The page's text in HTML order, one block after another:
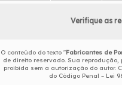
Verifique as
O conteúdo do texto "Fabricantes de
de direito reservado. Sua
proibida sem a autorização do autor.
do Código Penal – Lei